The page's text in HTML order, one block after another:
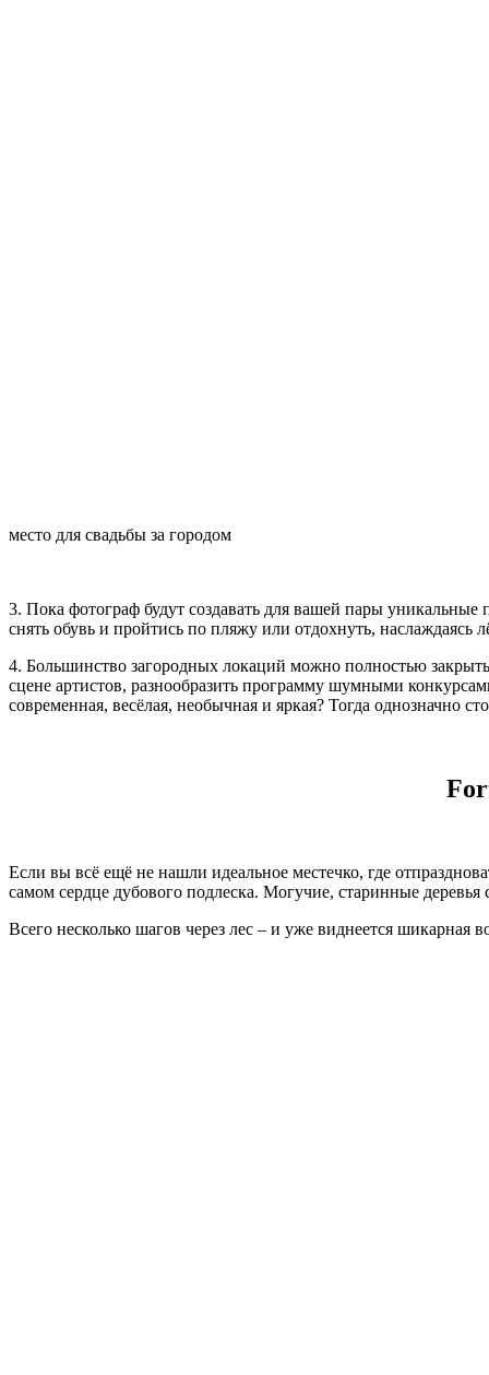
место для свадьбы за городом
3. Пока фотограф будут создавать для вашей пары
снять обувь и пройтись по пляжу или отдохнуть, наслаждаясь
4. Большинство загородных локаций можно полностью
сцене артистов, разнообразить программу шумными
современная, весёлая, необычная и яркая? Тогда однозначно
Если вы всё ещё не нашли идеальное местечко, где
самом сердце дубового подлеска. Могучие, старинные
Всего несколько шагов через лес – и уже виднеется